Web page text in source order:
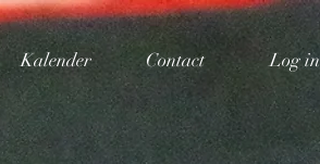
Kalender Contact Log in